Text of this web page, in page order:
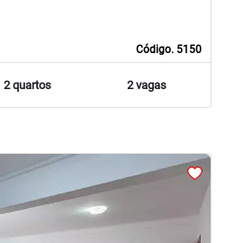
Código. 5150
2 quartos 2 vagas